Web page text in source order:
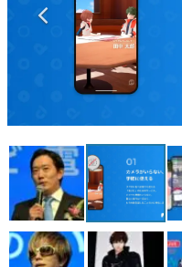
ゲームが変
「経験値」「裏
の起源や用法の
イニーP氏が徹
カテゴリ
マンガ
女性向け
アプリレビュー